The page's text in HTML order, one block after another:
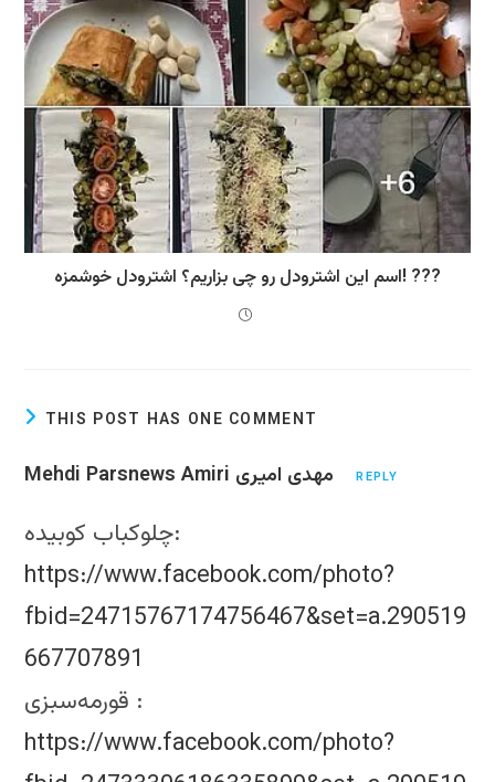
اسم این اشترودل رو چی بزاریم؟ اشترودل خوشمزه! ???
THIS POST HAS ONE COMMENT
Mehdi Parsnews Amiri مهدی امیری REPLY
چلوکباب کوبیده:
https://www.facebook.com/photo?
fbid=24715767174756467&set=a.290519
667707891
قورمه‌سبزی :
https://www.facebook.com/photo?